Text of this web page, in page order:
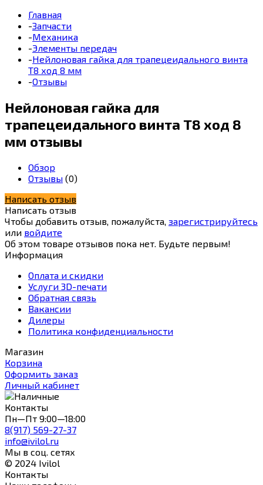
Главная
-Запчасти
-Механика
-Элементы передач
-Нейлоновая гайка для трапецеидального винта
Т8 ход 8 мм
-Отзывы
Нейлоновая гайка для
трапецеидального винта Т8 ход 8
мм отзывы
Обзор
Отзывы (0)
Написать отзыв
Написать отзыв
Чтобы добавить отзыв, пожалуйста, зарегистрируйтесь
или войдите
Об этом товаре отзывов пока нет. Будьте первым!
Информация
Оплата и скидки
Услуги 3D-печати
Обратная связь
Вакансии
Дилеры
Политика конфиденциальности
Магазин
Корзина
Оформить заказ
Личный кабинет
Контакты
Пн—Пт 9:00—18:00
8(917) 569-27-37
info@ivilol.ru
Мы в соц. сетях
© 2024 Ivilol
Контакты